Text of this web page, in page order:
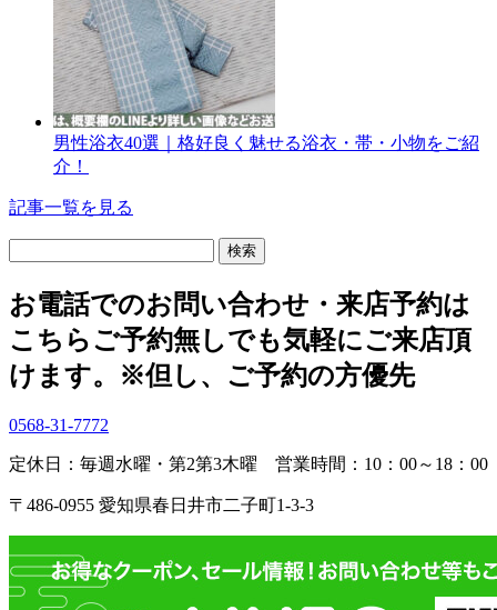
男性浴衣40選｜格好良く魅せる浴衣・帯・小物をご紹
介！
記事一覧を見る
お電話でのお問い合わせ・ 来店予約は
こちらご予約無しでも気軽にご来店頂
けます。
※但し、ご予約の方優先
0568-31-7772
定休日：毎週水曜・第2第3木曜 営業時間：10：00～18：00
〒486-0955 愛知県春日井市二子町1-3-3